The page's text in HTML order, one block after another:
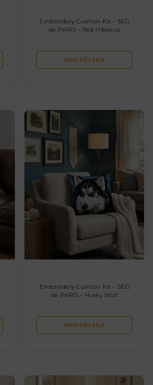
Embroidery Cushion Kit – SEG
de PARIS – Red Hibiscus
VOIR DÉTAILS
Embroidery Cushion Kit – SEG
de PARIS – Husky Wolf
VOIR DÉTAILS